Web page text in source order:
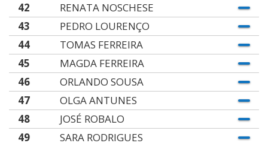
42
RENATA NOSCHESE
43
PEDRO LOURENÇO
44
TOMAS FERREIRA
45
MAGDA FERREIRA
46
ORLANDO SOUSA
47
OLGA ANTUNES
48
JOSÉ ROBALO
49
SARA RODRIGUES